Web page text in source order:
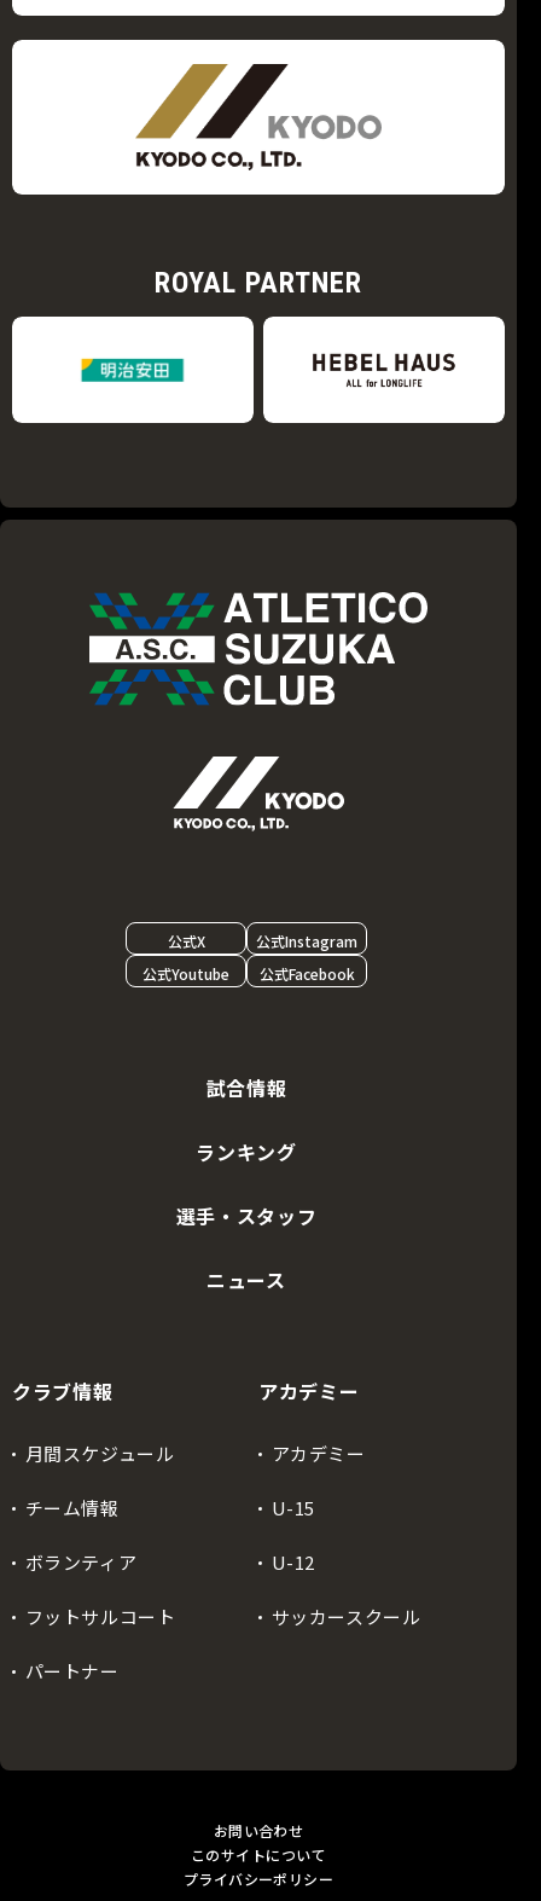
ROYAL PARTNER
公式X
公式Instagram
公式Youtube
公式Facebook
試合情報
ランキング
選手・スタッフ
ニュース
クラブ情報
月間スケジュール
チーム情報
ボランティア
フットサルコート
パートナー
アカデミー
アカデミー
U-15
U-12
サッカースクール
お問い合わせ
このサイトについて
プライバシーポリシー